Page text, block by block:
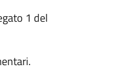
1 del